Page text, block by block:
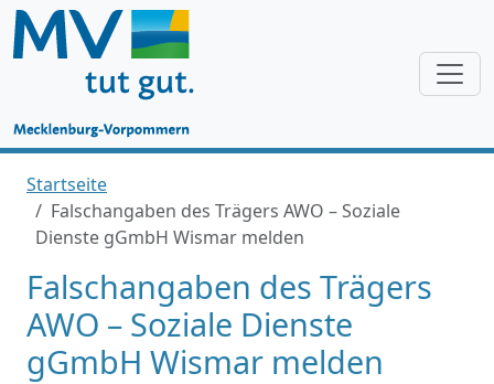
Startseite
Falschangaben des Trägers AWO – Soziale
Dienste gGmbH Wismar melden
Falschangaben des Trägers
AWO – Soziale Dienste
gGmbH Wismar melden